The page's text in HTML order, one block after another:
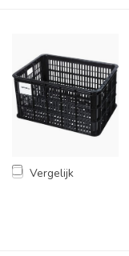
Vergelijk